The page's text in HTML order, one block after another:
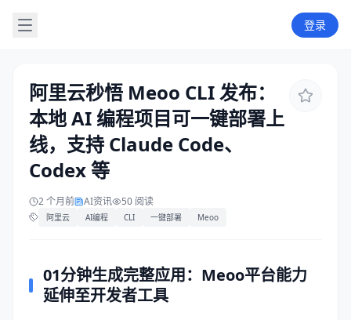
登录
阿里云秒悟 Meoo CLI 发布：
本地 AI 编程项目可一键部署上
线，支持 Claude Code、
Codex 等
2 个月前 AI资讯 50 阅读
阿里云 AI编程 CLI 一键部署 Meoo
01分钟生成完整应用：Meoo平台能力
延伸至开发者工具